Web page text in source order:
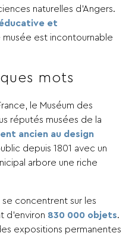
naturelles d’Angers.
et
musée est incontournable
mots
le Muséum des
réputés musées de la
ancien au design
depuis 1801 avec un
arbore une riche
concentrent sur les
d’environ 830 000 objets.
expositions permanentes